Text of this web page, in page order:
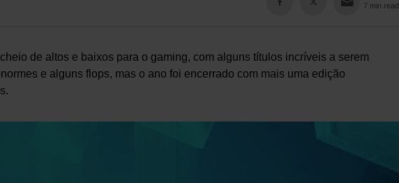
7 min read
de altos e baixos para o gaming, com alguns títulos incríveis a serem
e alguns flops, mas o ano foi encerrado com mais uma edição